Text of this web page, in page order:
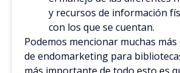
y recursos de información
con los que se cuentan.
Podemos mencionar muchas
de endomarketing para